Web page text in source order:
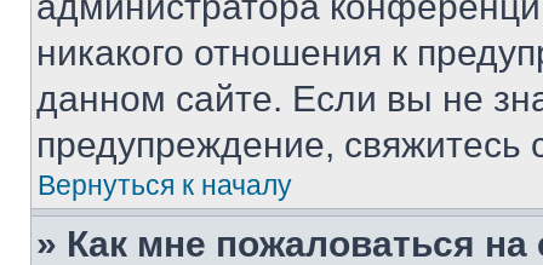
никакого отношения к
данном сайте. Если вы не
предупреждение,
Вернуться к началу
» Как мне пожаловаться